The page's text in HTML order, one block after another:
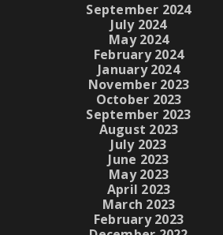
September 2024
July 2024
May 2024
February 2024
January 2024
November 2023
October 2023
September 2023
August 2023
July 2023
June 2023
May 2023
April 2023
March 2023
February 2023